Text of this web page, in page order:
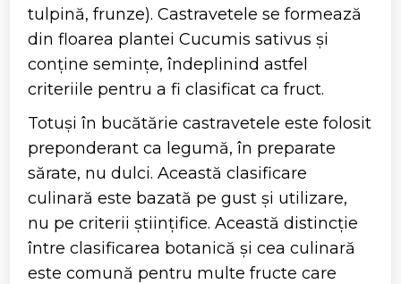
tulpină, frunze). Castravetele se formează
din floarea plantei Cucumis sativus și
conține semințe, îndeplinind astfel
criteriile pentru a fi clasificat ca fruct.
Totuși în bucătărie castravetele este folosit
preponderant ca legumă, în preparate
sărate, nu dulci. Această clasificare
culinară este bazată pe gust și utilizare,
nu pe criterii științifice. Această distincție
între clasificarea botanică și cea culinară
este comună pentru multe fructe care